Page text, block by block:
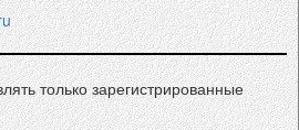
только зарегистрированные